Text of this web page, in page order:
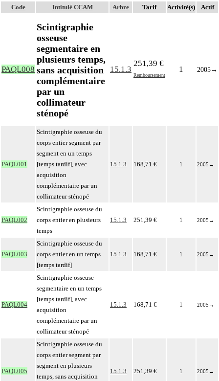
Code Intitulé CCAM Arbre Tarif Activité(s) Actif
PAQL008
Scintigraphie
osseuse
segmentaire en
plusieurs temps,
sans acquisition
complémentaire
par un
collimateur
sténopé
15.1.3
251,39 €
Remboursement
1 2005→
PAQL001
Scintigraphie osseuse du
corps entier segment par
segment en un temps
[temps tardif], avec
acquisition
complémentaire par un
collimateur sténopé
15.1.3 168,71 € 1 2005 →
PAQL002
Scintigraphie osseuse du
corps entier en plusieurs
temps
15.1.3 251,39 € 1 2005 →
PAQL003
Scintigraphie osseuse du
corps entier en un temps
[temps tardif]
15.1.3 168,71 € 1 2005 →
PAQL004
Scintigraphie osseuse
segmentaire en un temps
[temps tardif], avec
acquisition
complémentaire par un
collimateur sténopé
15.1.3 168,71 € 1 2005 →
PAQL005
Scintigraphie osseuse du
corps entier segment par
segment en plusieurs
temps, sans acquisition
15.1.3 251,39 € 1 2005 →